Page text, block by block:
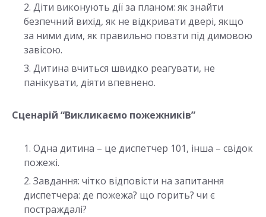
Діти виконують дії за планом: як знайти
безпечний вихід, як не відкривати двері, якщо
за ними дим, як правильно повзти під димовою
завісою.
Дитина вчиться швидко реагувати, не
панікувати, діяти впевнено.
Сценарій “Викликаємо пожежників”
Одна дитина – це диспетчер 101, інша – свідок
пожежі.
Завдання: чітко відповісти на запитання
диспетчера: де пожежа? що горить? чи є
постраждалі?